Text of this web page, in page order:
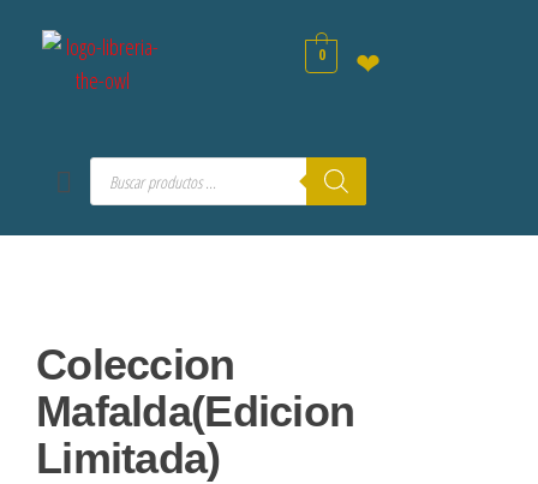
0 ❤
Coleccion
Mafalda(Edicion
Limitada)